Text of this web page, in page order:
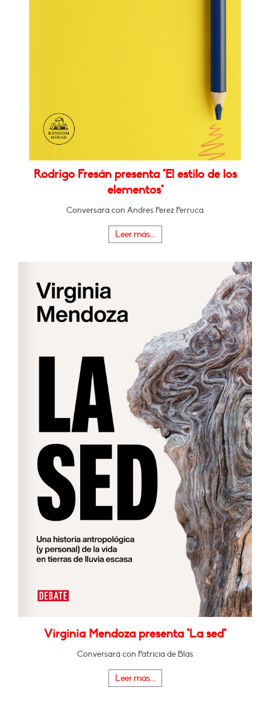
Rodrigo Fresán presenta "El estilo de los
elementos"
Conversará con Andrés Pérez Perruca
Leer más...
Virginia Mendoza presenta "La sed"
Conversará con Patricia de Blas
Leer más...